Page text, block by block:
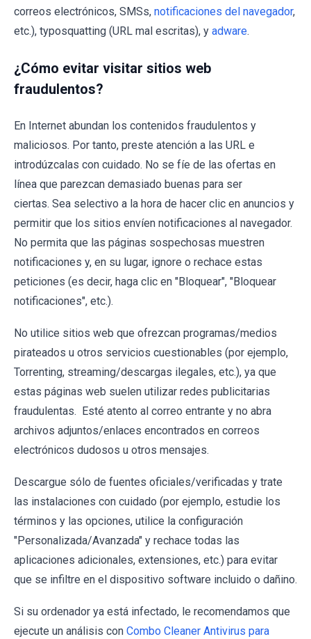
correos electrónicos, SMSs, notificaciones del navegador,
etc.), typosquatting (URL mal escritas), y adware.
¿Cómo evitar visitar sitios web
fraudulentos?
En Internet abundan los contenidos fraudulentos y
maliciosos. Por tanto, preste atención a las URL e
introdúzcalas con cuidado. No se fíe de las ofertas en
línea que parezcan demasiado buenas para ser
ciertas. Sea selectivo a la hora de hacer clic en anuncios y
permitir que los sitios envíen notificaciones al navegador.
No permita que las páginas sospechosas muestren
notificaciones y, en su lugar, ignore o rechace estas
peticiones (es decir, haga clic en "Bloquear", "Bloquear
notificaciones", etc.).
No utilice sitios web que ofrezcan programas/medios
pirateados u otros servicios cuestionables (por ejemplo,
Torrenting, streaming/descargas ilegales, etc.), ya que
estas páginas web suelen utilizar redes publicitarias
fraudulentas. Esté atento al correo entrante y no abra
archivos adjuntos/enlaces encontrados en correos
electrónicos dudosos u otros mensajes.
Descargue sólo de fuentes oficiales/verificadas y trate
las instalaciones con cuidado (por ejemplo, estudie los
términos y las opciones, utilice la configuración
"Personalizada/Avanzada" y rechace todas las
aplicaciones adicionales, extensiones, etc.) para evitar
que se infiltre en el dispositivo software incluido o dañino.
Si su ordenador ya está infectado, le recomendamos que
ejecute un análisis con Combo Cleaner Antivirus para